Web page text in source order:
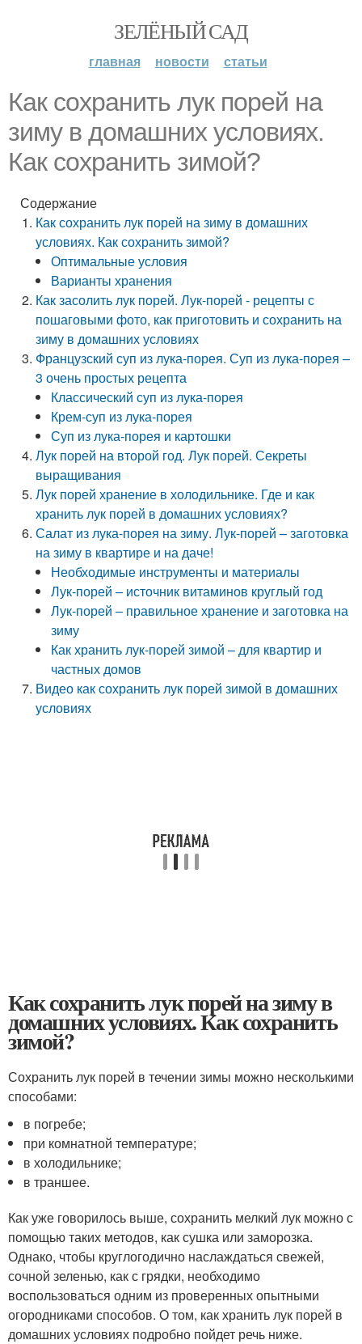
ЗЕЛЁНЫЙ САД
главная новости статьи
Как сохранить лук порей на
зиму в домашних условиях.
Как сохранить зимой?
Содержание
Как сохранить лук порей на зиму в домашних
условиях. Как сохранить зимой?
Оптимальные условия
Варианты хранения
Как засолить лук порей. Лук-порей - рецепты с
пошаговыми фото, как приготовить и сохранить на
зиму в домашних условиях
Французский суп из лука-порея. Суп из лука-порея –
3 очень простых рецепта
Классический суп из лука-порея
Крем-суп из лука-порея
Суп из лука-порея и картошки
Лук порей на второй год. Лук порей. Секреты
выращивания
Лук порей хранение в холодильнике. Где и как
хранить лук порей в домашних условиях?
Салат из лука-порея на зиму. Лук-порей – заготовка
на зиму в квартире и на даче!
Необходимые инструменты и материалы
Лук-порей – источник витаминов круглый год
Лук-порей – правильное хранение и заготовка на
зиму
Как хранить лук-порей зимой – для квартир и
частных домов
Видео как сохранить лук порей зимой в домашних
условиях
Как сохранить лук порей на зиму в
домашних условиях. Как сохранить
зимой?
Сохранить лук порей в течении зимы можно несколькими
способами:
в погребе;
при комнатной температуре;
в холодильнике;
в траншее.
Как уже говорилось выше, сохранить мелкий лук можно с
помощью таких методов, как сушка или заморозка.
Однако, чтобы круглогодично наслаждаться свежей,
сочной зеленью, как с грядки, необходимо
воспользоваться одним из проверенных опытными
огородниками способов. О том, как хранить лук порей в
домашних условиях подробно пойдет речь ниже.